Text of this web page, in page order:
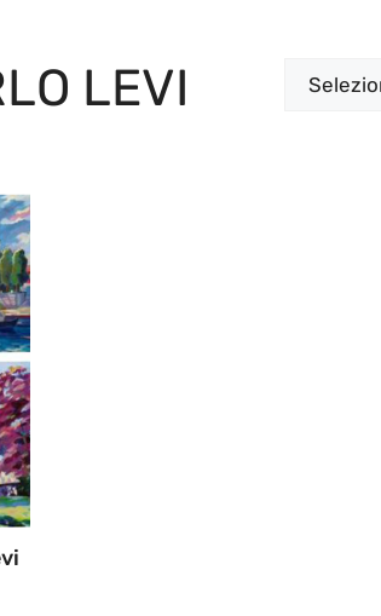
LEVI Categorie